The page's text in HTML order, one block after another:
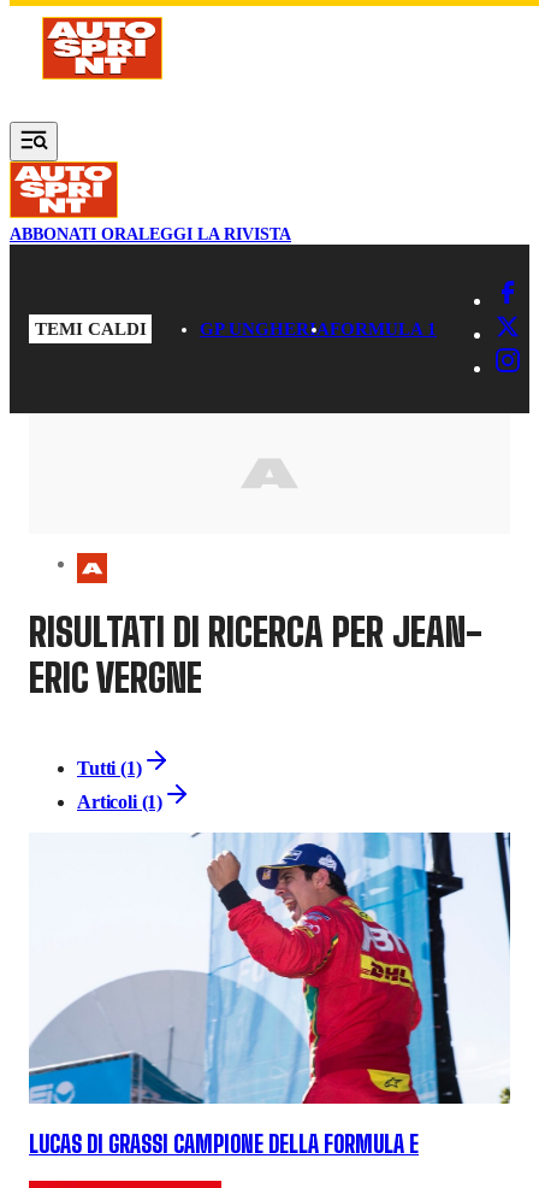
Vai al contenuto principale
ABBONATI ORALEGGI LA RIVISTA
TEMI CALDI GP UNGHERIAFORMULA 1
RISULTATI DI RICERCA PER JEAN-
ERIC VERGNE
Tutti (1)
Articoli (1)
LUCAS DI GRASSI CAMPIONE DELLA FORMULA E